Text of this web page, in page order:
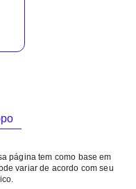
página tem como base em
variar de acordo com seu